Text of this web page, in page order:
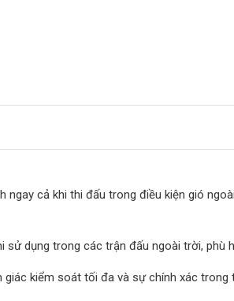
cả khi thi đấu trong điều kiện gió
dụng trong các trận đấu ngoài trời, phù
kiểm soát tối đa và sự chính xác trong